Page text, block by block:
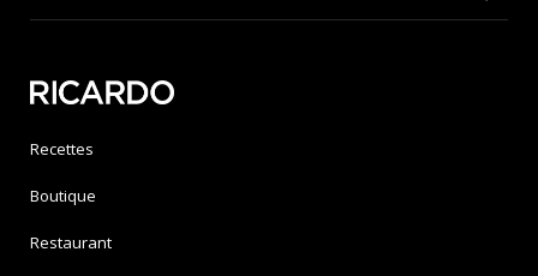
Recettes
Boutique
Restaurant